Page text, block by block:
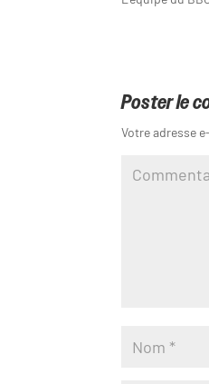
Poster le
Votre adresse